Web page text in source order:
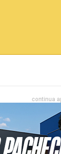
continua